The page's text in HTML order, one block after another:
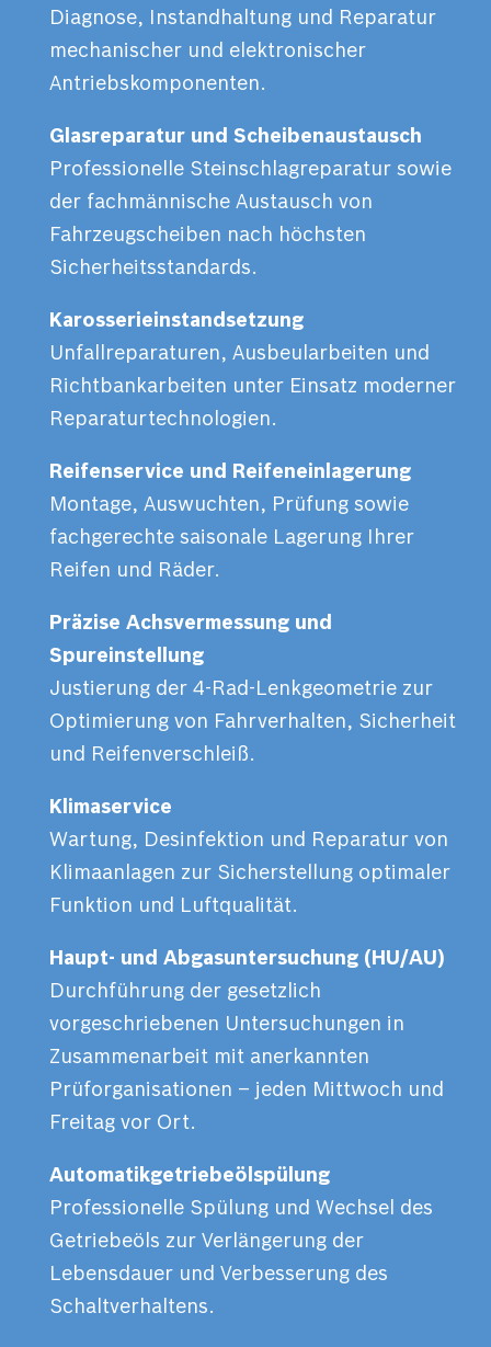
Diagnose, Instandhaltung und Reparatur
mechanischer und elektronischer
Antriebskomponenten.
Glasreparatur und Scheibenaustausch
Professionelle Steinschlagreparatur sowie
der fachmännische Austausch von
Fahrzeugscheiben nach höchsten
Sicherheitsstandards.
Karosserieinstandsetzung
Unfallreparaturen, Ausbeularbeiten und
Richtbankarbeiten unter Einsatz moderner
Reparaturtechnologien.
Reifenservice und Reifeneinlagerung
Montage, Auswuchten, Prüfung sowie
fachgerechte saisonale Lagerung Ihrer
Reifen und Räder.
Präzise Achsvermessung und
Spureinstellung
Justierung der 4-Rad-Lenkgeometrie zur
Optimierung von Fahrverhalten, Sicherheit
und Reifenverschleiß.
Klimaservice
Wartung, Desinfektion und Reparatur von
Klimaanlagen zur Sicherstellung optimaler
Funktion und Luftqualität.
Haupt- und Abgasuntersuchung (HU/AU)
Durchführung der gesetzlich
vorgeschriebenen Untersuchungen in
Zusammenarbeit mit anerkannten
Prüforganisationen – jeden Mittwoch und
Freitag vor Ort.
Automatikgetriebeölspülung
Professionelle Spülung und Wechsel des
Getriebeöls zur Verlängerung der
Lebensdauer und Verbesserung des
Schaltverhaltens.